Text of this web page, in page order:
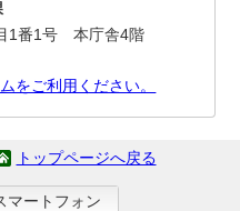
1番1号 本庁舎4階
をご利用ください。
トップページへ戻る
マートフォン